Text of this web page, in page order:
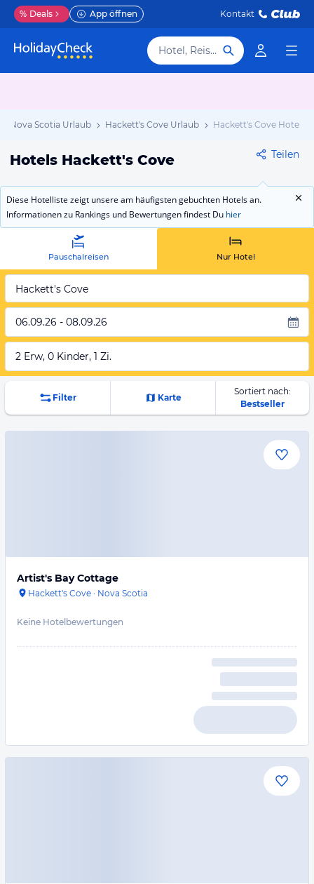
% Deals App öffnen Kontakt
Hotel, Reiseziel
Nova Scotia Urlaub Hackett's Cove Urlaub Hackett's Cove Hotels
Hotels Hackett's Cove Teilen
Diese Hotelliste zeigt unsere am häufigsten gebuchten Hotels an.
Informationen zu Rankings und Bewertungen findest Du hier
Pauschalreisen Nur Hotel
Hackett's Cove
06.09.26 - 08.09.26
2 Erw, 0 Kinder, 1 Zi.
Filter Karte
Sortiert nach:
Bestseller
Artist's Bay Cottage
Hackett's Cove · Nova Scotia
Keine Hotelbewertungen